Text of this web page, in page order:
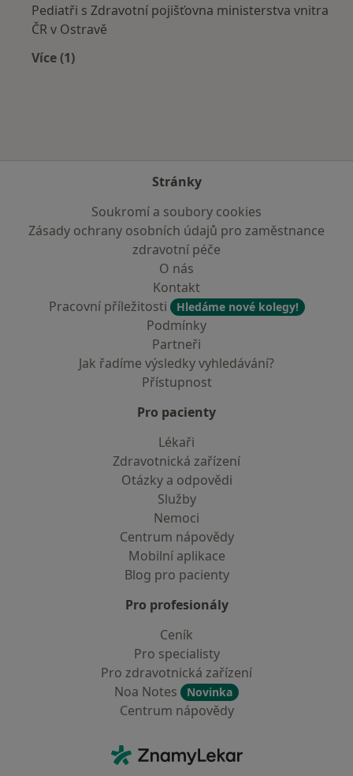
Pediatři s Zdravotní pojišťovna ministerstva vnitra
ČR v Ostravě
Více (1)
Stránky
Soukromí a soubory cookies
Zásady ochrany osobních údajů pro zaměstnance
zdravotní péče
O nás
Kontakt
Pracovní příležitosti
Hledáme nové kolegy!
Podmínky
Partneři
Jak řadíme výsledky vyhledávání?
Přístupnost
Pro pacienty
Lékaři
Zdravotnická zařízení
Otázky a odpovědi
Služby
Nemoci
Centrum nápovědy
Mobilní aplikace
Blog pro pacienty
Pro profesionály
Ceník
Pro specialisty
Pro zdravotnická zařízení
Noa Notes
Novinka
Centrum nápovědy
ZnamyLekar - Hlavní stránka